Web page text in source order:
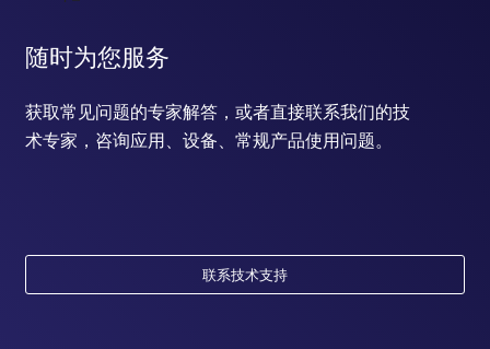
随时为您服务
获取常见问题的专家解答，或者直接联系我们的技
术专家，咨询应用、设备、常规产品使用问题。
联系技术支持